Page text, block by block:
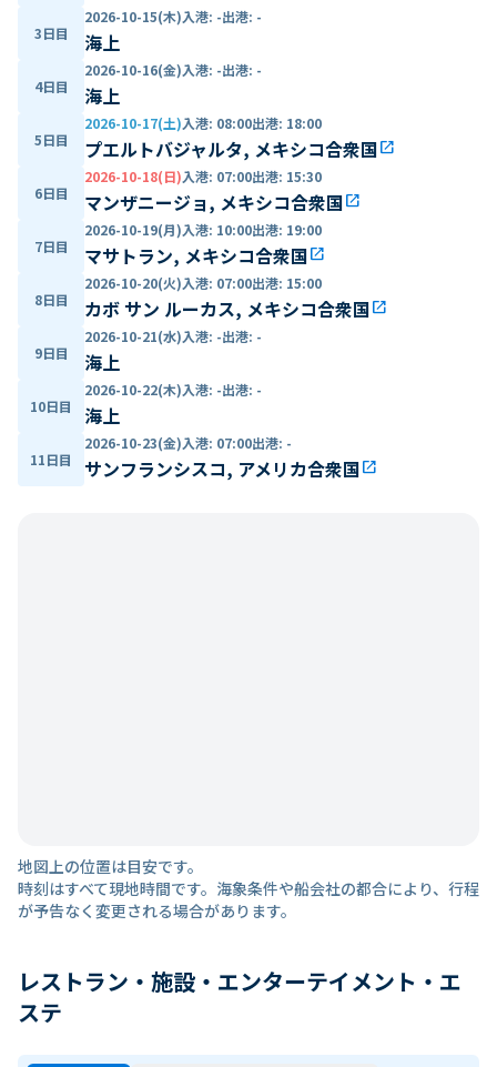
3日目
2026-10-15(木)入港: -出港: -
海上
4日目
2026-10-16(金)入港: -出港: -
海上
5日目
2026-10-17(土)入港: 08:00出港: 18:00
プエルトバジャルタ, メキシコ合衆国open_in_new
6日目
2026-10-18(日)入港: 07:00出港: 15:30
マンザニージョ, メキシコ合衆国open_in_new
7日目
2026-10-19(月)入港: 10:00出港: 19:00
マサトラン, メキシコ合衆国open_in_new
8日目
2026-10-20(火)入港: 07:00出港: 15:00
カボ サン ルーカス, メキシコ合衆国open_in_new
9日目
2026-10-21(水)入港: -出港: -
海上
10日目
2026-10-22(木)入港: -出港: -
海上
11日目
2026-10-23(金)入港: 07:00出港: -
サンフランシスコ, アメリカ合衆国open_in_new
地図上の位置は目安です。
時刻はすべて現地時間です。海象条件や船会社の都合により、行程
が予告なく変更される場合があります。
レストラン・施設・エンターテイメント・エ
ステ